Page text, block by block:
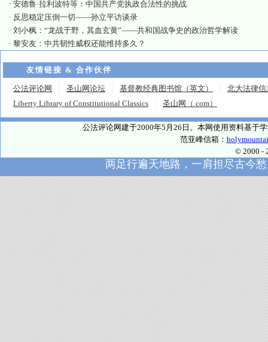
· 安德鲁·拉利波特等：中国共产党执政合法性的挑战
· 反思稳定压倒一切——孙立平访谈录
· 刘小枫：“龙战于野，其血玄黄”——共和国战争史的政治哲学解读
· 黎安友：中共韧性威权还能维持多久？
友情链接 & 合作伙伴
公法评论网 圣山网论坛 基督教经典图书馆（英文）
北大法律信
Liberty Library of Constitutional Classics
圣山网（.com）
公法评论网建于2000年5月26日。本网使用资料基于
范亚峰信箱：
© 2000 -
两足行遍天地路，一肩担尽古今